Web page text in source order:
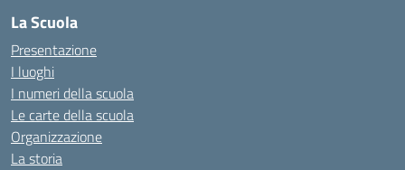
La Scuola
Presentazione
I luoghi
I numeri della scuola
Le carte della scuola
Organizzazione
La storia